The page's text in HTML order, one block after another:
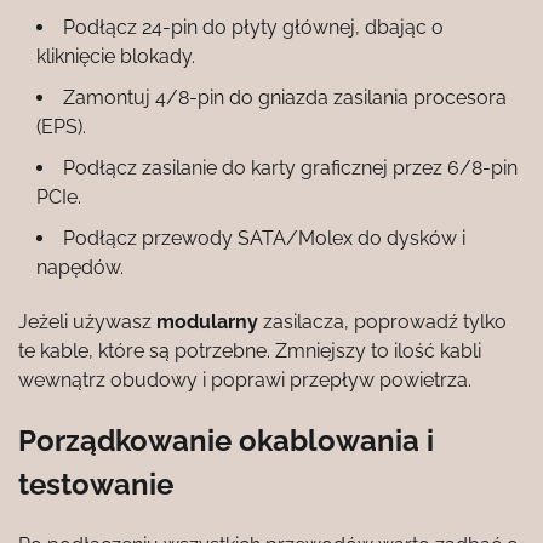
Podłącz 24-pin do płyty głównej, dbając o
kliknięcie blokady.
Zamontuj 4/8-pin do gniazda zasilania procesora
(EPS).
Podłącz zasilanie do karty graficznej przez 6/8-pin
PCIe.
Podłącz przewody SATA/Molex do dysków i
napędów.
Jeżeli używasz modularny zasilacza, poprowadź tylko
te kable, które są potrzebne. Zmniejszy to ilość kabli
wewnątrz obudowy i poprawi przepływ powietrza.
Porządkowanie okablowania i
testowanie